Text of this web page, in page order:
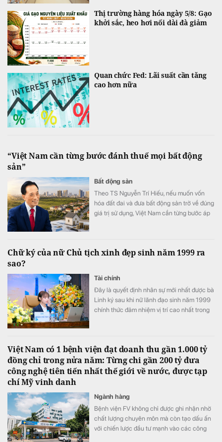
Thị trường hàng hóa ngày 5/8: Gạo
khởi sắc, heo hơi nối dài đà giảm
Quan chức Fed: Lãi suất cần tăng
cao hơn nữa
“Việt Nam cần từng bước đánh thuế mọi bất động
sản”
Bất động sản
Theo TS Nguyễn Trí Hiếu, nếu muốn vốn
hóa đất đai và đưa bất động sản trở về đúng
giá trị sử dụng, Việt Nam cần từng bước áp
Chữ ký của nữ Chủ tịch xinh đẹp sinh năm 1999 ra
sao?
Tài chính
Đây là quyết định nhân sự mới nhất được bà
Linh ký sau khi nữ lãnh đạo sinh năm 1999
chính thức đảm nhiệm vị trí cao nhất trong
Việt Nam có 1 bệnh viện đạt doanh thu gần 1.000 tỷ
đồng chỉ trong nửa năm: Từng chi gần 200 tỷ đưa
công nghệ tiên tiến nhất thế giới về nước, được tạp
chí Mỹ vinh danh
Ngành hàng
Bệnh viện FV không chỉ được ghi nhận nhờ
chất lượng chuyên môn mà còn tạo dấu ấn
với chiến lược đầu tư mạnh vào các công